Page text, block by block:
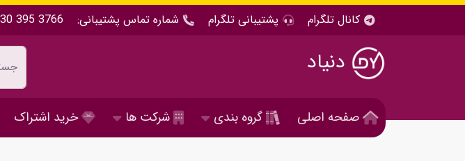
کانال تلگرام پشتیبانی تلگرام شماره تماس پشتیبانی: 395 3766
دنیاد
صفحه اصلی گروه بندی شرکت ها خرید اشتراک